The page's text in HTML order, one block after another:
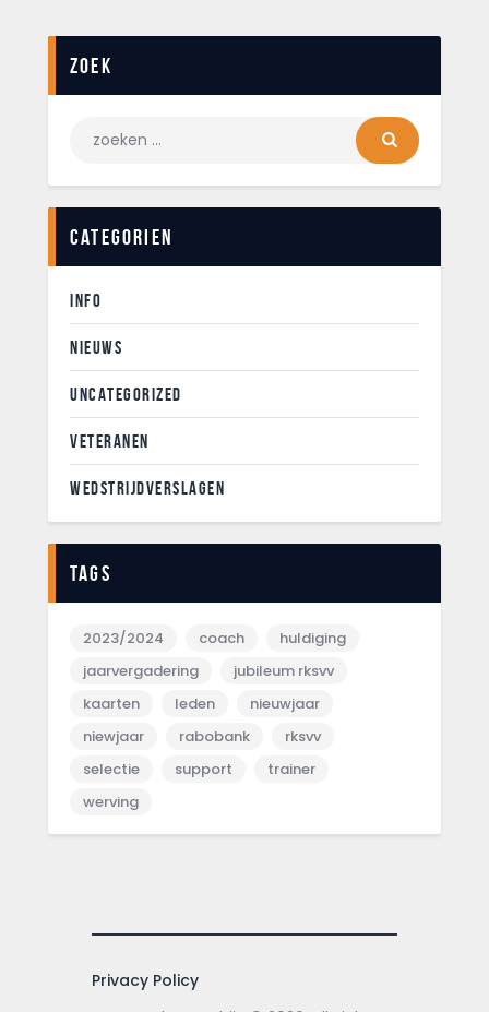
Zoek
Categorien
INFO
NIEUWS
UNCATEGORIZED
VETERANEN
WEDSTRIJDVERSLAGEN
Tags
2023/2024 coach
huldiging
jaarvergadering
jubileum rksvv
kaarten
leden
nieuwjaar
niewjaar
rabobank
rksvv
selectie
support
trainer
werving
Privacy Policy